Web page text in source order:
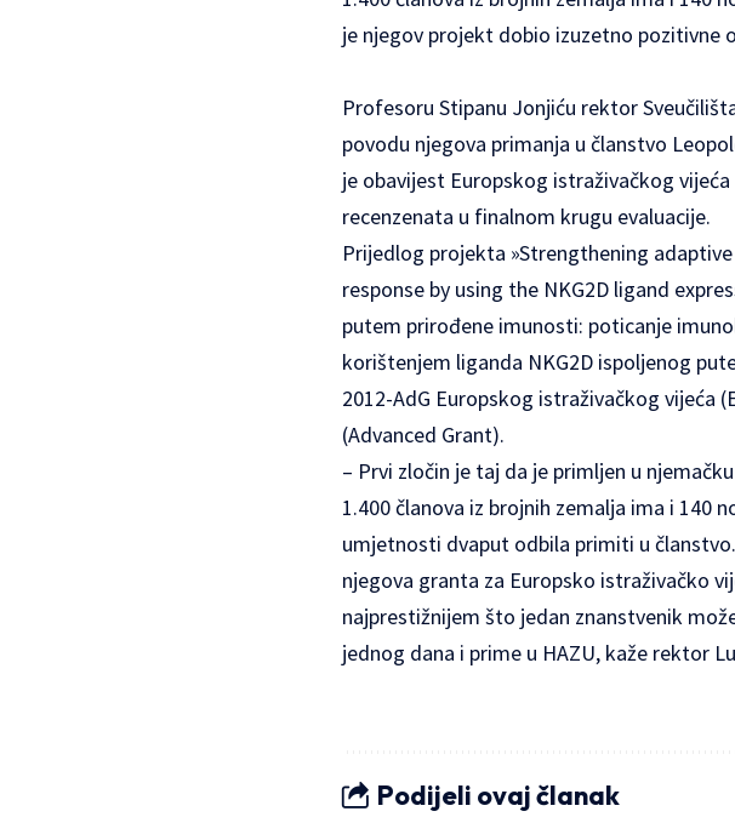
je njegov projekt dobio izuzetno pozitivne
Profesoru Stipanu Jonjiću rektor
povodu njegova primanja u članstvo
je obavijest Europskog istraživačkog
recenzenata u finalnom krugu evaluacije.
Prijedlog projekta »Strengthening
response by using the NKG2D ligand
putem prirođene imunosti: poticanje
korištenjem liganda NKG2D ispoljenog
2012-AdG Europskog istraživačkog vijeća
(Advanced Grant).
– Prvi zločin je taj da je primljen u
1.400 članova iz brojnih zemalja ima i 140
umjetnosti dvaput odbila primiti u
njegova granta za Europsko istraživačko
najprestižnijem što jedan znanstvenik
jednog dana i prime u HAZU, kaže rektor
Podijeli ovaj članak